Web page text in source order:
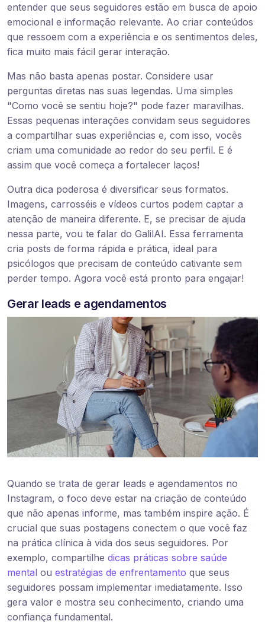
entender que seus seguidores estão em busca de apoio
emocional e informação relevante. Ao criar conteúdos
que ressoem com a experiência e os sentimentos deles,
fica muito mais fácil gerar interação.
Mas não basta apenas postar. Considere usar
perguntas diretas nas suas legendas. Uma simples
"Como você se sentiu hoje?" pode fazer maravilhas.
Essas pequenas interações convidam seus seguidores
a compartilhar suas experiências e, com isso, vocês
criam uma comunidade ao redor do seu perfil. E é
assim que você começa a fortalecer laços!
Outra dica poderosa é diversificar seus formatos.
Imagens, carrosséis e vídeos curtos podem captar a
atenção de maneira diferente. E, se precisar de ajuda
nessa parte, vou te falar do GalilAI. Essa ferramenta
cria posts de forma rápida e prática, ideal para
psicólogos que precisam de conteúdo cativante sem
perder tempo. Agora você está pronto para engajar!
Gerar leads e agendamentos
Quando se trata de gerar leads e agendamentos no
Instagram, o foco deve estar na criação de conteúdo
que não apenas informe, mas também inspire ação. É
crucial que suas postagens conectem o que você faz
na prática clínica à vida dos seus seguidores. Por
exemplo, compartilhe dicas práticas sobre saúde
mental ou estratégias de enfrentamento que seus
seguidores possam implementar imediatamente. Isso
gera valor e mostra seu conhecimento, criando uma
confiança fundamental.